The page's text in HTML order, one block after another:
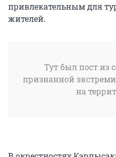
привлекательным для
жителей.
Тут был пост из
признанной
на